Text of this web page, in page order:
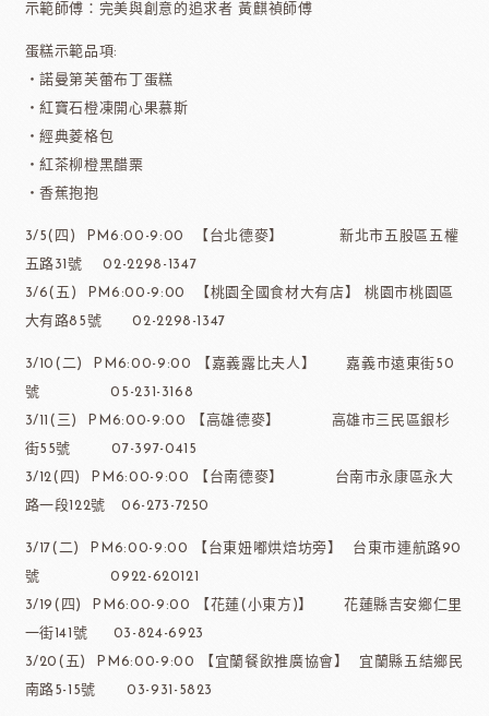
示範師傅：完美與創意的追求者 黃麒禎師傅
蛋糕示範品項:
・諾曼第芙蕾布丁蛋糕
・紅寶石橙凍開心果慕斯
・經典菱格包
・紅茶柳橙黑醋栗
・香蕉抱抱
3/5(四) PM6:00-9:00 【台北德麥】 新北市五股區五權
五路31號 02-2298-1347
3/6(五) PM6:00-9:00 【桃園全國食材大有店】 桃園市桃園區
大有路85號 02-2298-1347
3/10(二) PM6:00-9:00 【嘉義露比夫人】 嘉義市遠東街50
號 05-231-3168
3/11(三) PM6:00-9:00 【高雄德麥】 高雄市三民區銀杉
街55號 07-397-0415
3/12(四) PM6:00-9:00 【台南德麥】 台南市永康區永大
路一段122號 06-273-7250
3/17(二) PM6:00-9:00 【台東妞嘟烘焙坊旁】 台東市連航路90
號 0922-620121
3/19(四) PM6:00-9:00 【花蓮(小東方)】 花蓮縣吉安鄉仁里
一街141號 03-824-6923
3/20(五) PM6:00-9:00 【宜蘭餐飲推廣協會】 宜蘭縣五結鄉民
南路5-15號 03-931-5823